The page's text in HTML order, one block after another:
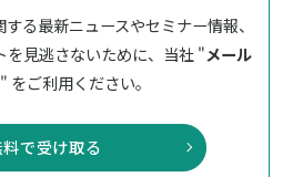
る最新ニュースやセミナー情報、
見逃さないために、 当社 "メール
" をご利用ください。
で受け取る